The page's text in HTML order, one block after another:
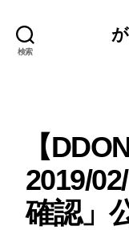
検索
【
2019/
確認」